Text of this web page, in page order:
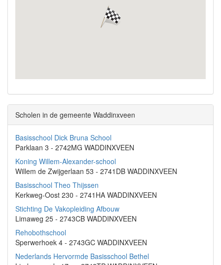
Scholen in de gemeente Waddinxveen
Basisschool Dick Bruna School
Parklaan 3 - 2742MG WADDINXVEEN
Koning Willem-Alexander-school
Willem de Zwijgerlaan 53 - 2741DB WADDINXVEEN
Basisschool Theo Thijssen
Kerkweg-Oost 230 - 2741HA WADDINXVEEN
Stichting De Vakopleiding Afbouw
Limaweg 25 - 2743CB WADDINXVEEN
Rehobothschool
Sperwerhoek 4 - 2743GC WADDINXVEEN
Nederlands Hervormde Basisschool Bethel